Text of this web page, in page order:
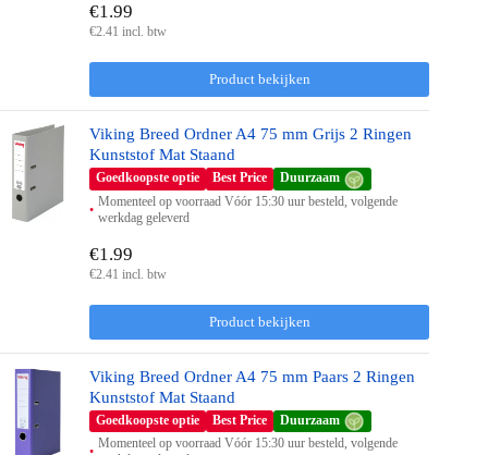
Product bekijken
€1.99
€2.41 incl. btw
Viking Breed Ordner A4 75 mm Grijs 2 Ringen
Kunststof Mat Staand
Goedkoopste optie Best Price
Duurzaam
Momenteel op voorraad Vóór 15:30 uur besteld, volgende
werkdag geleverd
Product bekijken
€1.99
€2.41 incl. btw
Viking Breed Ordner A4 75 mm Paars 2 Ringen
Kunststof Mat Staand
Goedkoopste optie Best Price
Duurzaam
Momenteel op voorraad Vóór 15:30 uur besteld, volgende